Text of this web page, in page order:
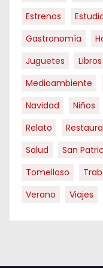
Estrenos
Gastronomía
Juguetes
Libros
Medioambiente
Navidad
Niños
Relato
Salud
San
Tomelloso
Verano
Viajes